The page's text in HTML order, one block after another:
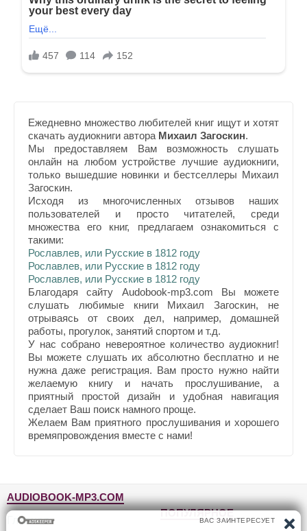
Ежедневно множество любителей книг ищут и хотят
скачать аудиокниги автора Михаил Загоскин.
Мы предоставляем Вам возможность слушать
онлайн на любом устройстве лучшие аудиокниги,
только вышедшие новинки и бестселлеры Михаил
Загоскин.
Исходя из многочисленных отзывов наших
пользователей и просто читателей, среди
множества его книг, предлагаем ознакомиться с
такими:
Рославлев, или Русские в 1812 году
Рославлев, или Русские в 1812 году
Рославлев, или Русские в 1812 году
Благодаря сайту Audobook-mp3.com Вы можете
слушать любимые книги Михаил Загоскин, не
отрываясь от своих дел, например, домашней
работы, прогулок, занятий спортом и т.д.
У нас собрано невероятное количество аудиокниг!
Вы можете слушать их абсолютно бесплатно и не
нужна даже регистрация. Вам просто нужно найти
желаемую книгу и начать прослушивание, а
приятный простой дизайн и удобная навигация
сделает Ваш поиск намного проще.
Желаем Вам приятного прослушивания и хорошего
времяпровождения вместе с нами!
AUDIOBOOK-MP3.COM
Главная
ПОПУЛЯРНОЕ